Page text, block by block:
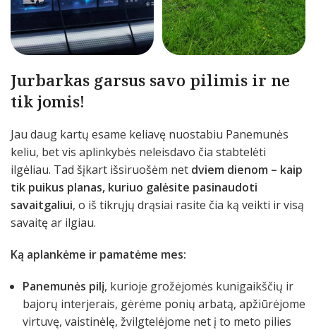
Jurbarkas garsus savo pilimis ir ne
tik jomis!
Jau daug kartų esame keliavę nuostabiu Panemunės
keliu, bet vis aplinkybės neleisdavo čia stabtelėti
ilgėliau. Tad šįkart išsiruošėm net dviem dienom – kaip
tik puikus planas, kuriuo galėsite pasinaudoti
savaitgaliui, o iš tikrųjų drąsiai rasite čia ką veikti ir visą
savaitę ar ilgiau.
Ką aplankėme ir pamatėme mes:
Panemunės pilį, kurioje grožėjomės kunigaikščių ir
bajorų interjerais, gėrėme ponių arbatą, apžiūrėjome
virtuvę, vaistinėlę, žvilgtelėjome net į to meto pilies